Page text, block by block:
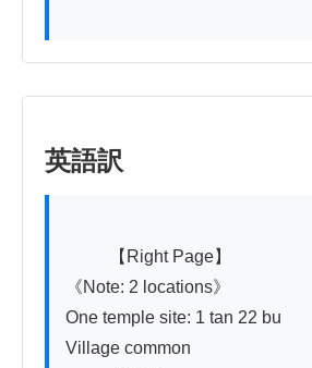
英語訳
《Note: 2 locations》
One temple site: 1
Village common